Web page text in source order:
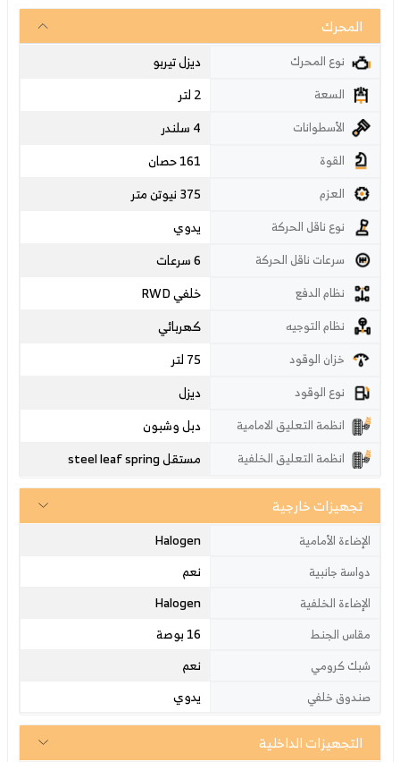
المحرك
نوع المحرك ديزل تيربو
السعة 2 لتر
الأسطوانات 4 سلندر
القوة 161 حصان
العزم 375 نيوتن متر
نوع ناقل الحركة يدوي
سرعات ناقل الحركة 6 سرعات
نظام الدفع خلفي RWD
نظام التوجيه كهربائي
خزان الوقود 75 لتر
نوع الوقود ديزل
انظمة التعليق الامامية دبل وشبون
انظمة التعليق الخلفية مستقل steel leaf spring
تجهيزات خارجية
الإضاءة الأمامية Halogen
دواسة جانبية نعم
الإضاءة الخلفية Halogen
مقاس الجنط 16 بوصة
شبك كرومي نعم
صندوق خلفي يدوي
التجهيزات الداخلية